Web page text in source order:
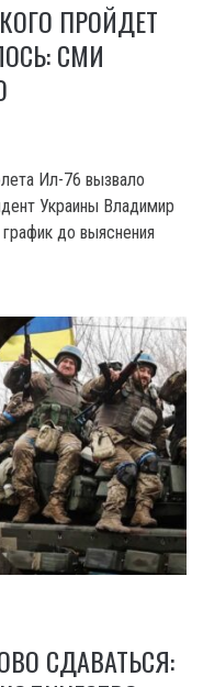
ПРОЙДЕТ
СМИ
Ил-76 вызвало
Украины Владимир
до выяснения
СДАВАТЬСЯ: